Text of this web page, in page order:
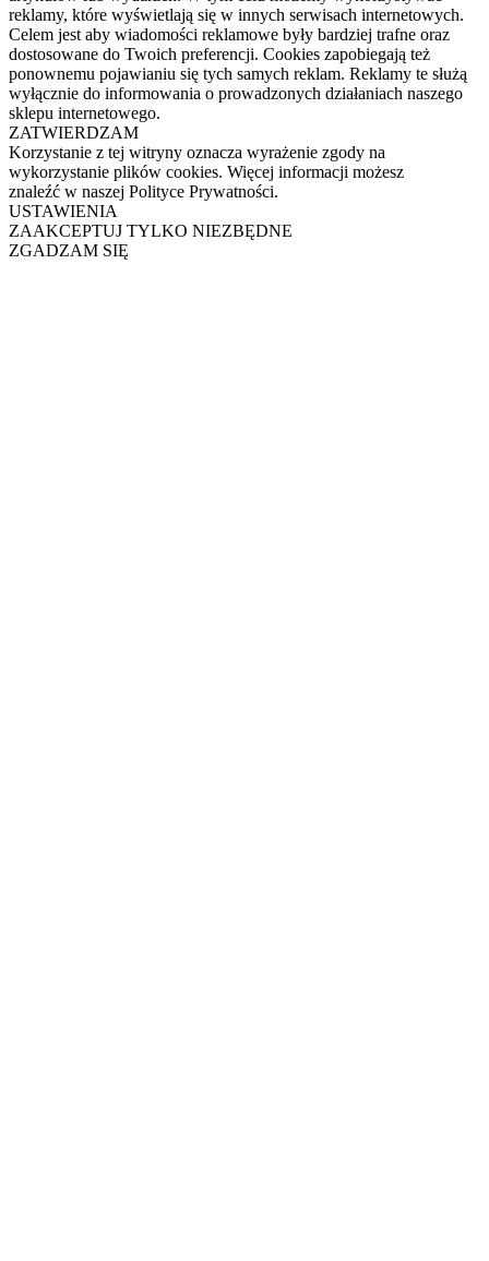
reklamy, które wyświetlają się w innych serwisach internetowych.
Celem jest aby wiadomości reklamowe były bardziej trafne oraz
dostosowane do Twoich preferencji. Cookies zapobiegają też
ponownemu pojawianiu się tych samych reklam. Reklamy te służą
wyłącznie do informowania o prowadzonych działaniach naszego
sklepu internetowego.
ZATWIERDZAM
Korzystanie z tej witryny oznacza wyrażenie zgody na
wykorzystanie plików cookies. Więcej informacji możesz
znaleźć w naszej Polityce Prywatności.
USTAWIENIA
ZAAKCEPTUJ TYLKO NIEZBĘDNE
ZGADZAM SIĘ